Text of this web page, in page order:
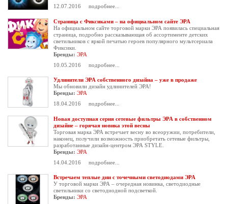
12.07.2016
подробнее...
Страница с Фиксиками – на официальном сайте ЭРА
На официальном сайте торговой марки ЭРА появилась специальная
страница, подробно рассказывающая об ассортименте детских
светильников с яркой печатью героев популярного мультсериала
Фиксики.
Бренды: ЭРА
10.05.2016
подробнее...
Удлинители ЭРА собственного дизайна – уже в продаже
Мы обновили дизайн удлинителей ЭРА!
Бренды: ЭРА
18.04.2016
подробнее...
Новая доступная серия сетевые фильтры ЭРА в собственном
дизайне – горячая новика этой весны
Торговая марка ЭРА встречает весну во всеоружии, потребители,
наконец, получили возможность приобретать сетевые фильтры,
разработанные дизайн-центром ЭРА STYLE.
Бренды: ЭРА
14.04.2016
подробнее...
Встречаем теплые дни с точечными светодиодами ЭРА
У торговой марки ЭРА – очередная новинка, светодиодные
светильники со светодиодной подсветкой.
Бренды: ЭРА